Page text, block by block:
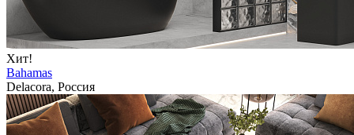
Хит!
Bahamas
Delacora, Россия